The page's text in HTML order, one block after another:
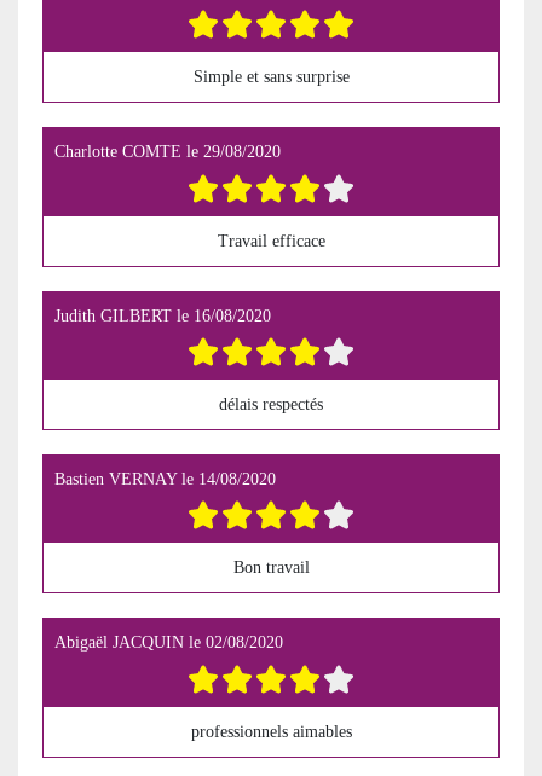
Simple et sans surprise
Charlotte COMTE le 29/08/2020
Travail efficace
Judith GILBERT le 16/08/2020
délais respectés
Bastien VERNAYle 14/08/2020
Bon travail
Abigaël JACQUIN le 02/08/2020
professionnels aimables